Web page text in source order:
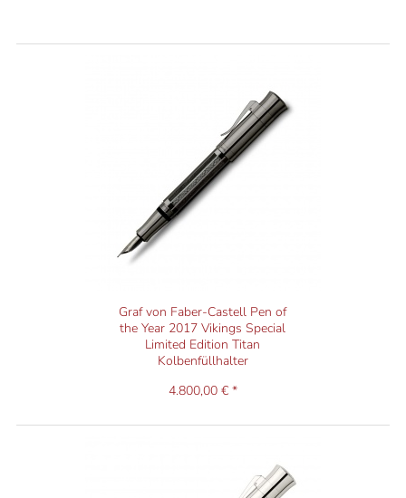
Graf von Faber-Castell Pen of
the Year 2017 Vikings Special
Limited Edition Titan
Kolbenfüllhalter
4.800,00 € *